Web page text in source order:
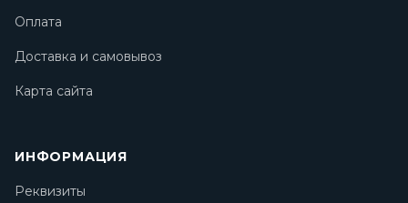
Оплата
Доставка и самовывоз
Карта сайта
ИНФОРМАЦИЯ
Реквизиты